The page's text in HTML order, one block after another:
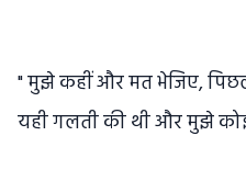
" मुझे कहीं और मत भेजिए,
यही गलती की थी और मुझे